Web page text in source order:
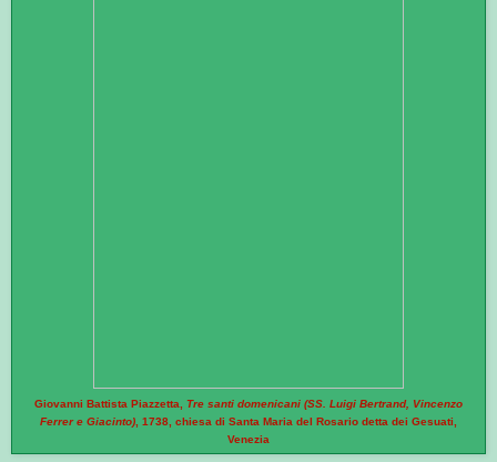
Giovanni Battista Piazzetta, Tre santi domenicani (SS. Luigi Bertrand, Vincenzo
Ferrer e Giacinto) , 1738, chiesa di Santa Maria del Rosario detta dei Gesuati,
Venezia